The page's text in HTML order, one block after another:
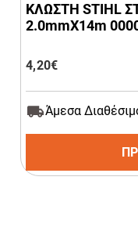
ΚΛΩΣΤΗ STIHL
2.0mmX14m
4,20€
Άμεσα